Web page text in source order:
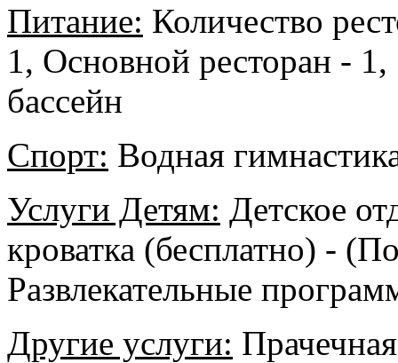
Питание: Количество
1, Основной ресторан -
бассейн
Спорт: Водная
Услуги Детям: Детское
кроватка (бесплатно) -
Развлекательные
Другие услуги: